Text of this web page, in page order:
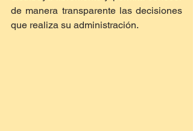
de manera transparente las decisiones
que realiza su administración.